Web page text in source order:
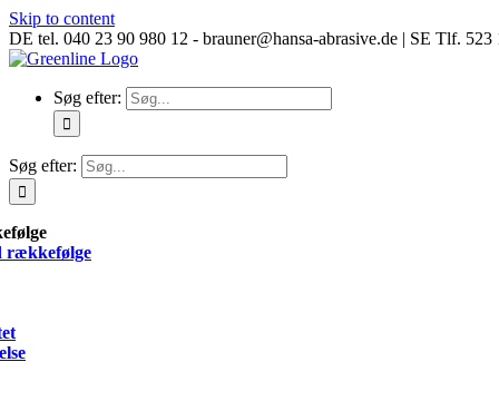
Skip to content
DE tel. 040 23 90 980 12 - brauner@hansa-abrasive.de | SE Tlf.
Søg efter:
Søg efter:
rækkefølge